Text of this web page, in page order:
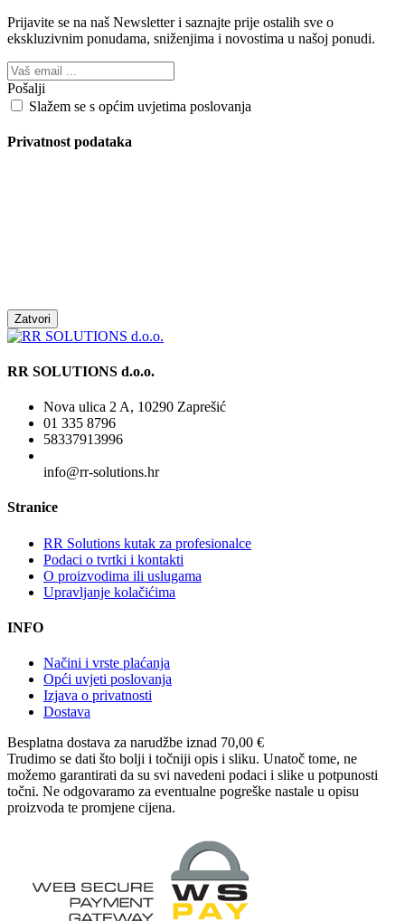
Prijavite se na naš Newsletter i saznajte prije ostalih sve o
ekskluzivnim ponudama, sniženjima i novostima u našoj ponudi.
Pošalji
Slažem se s općim uvjetima poslovanja
Privatnost podataka
Zatvori
RR SOLUTIONS d.o.o.
Nova ulica 2 A, 10290 Zaprešić
01 335 8796
58337913996
info@rr-solutions.hr
Stranice
RR Solutions kutak za profesionalce
Podaci o tvrtki i kontakti
O proizvodima ili uslugama
Upravljanje kolačićima
INFO
Načini i vrste plaćanja
Opći uvjeti poslovanja
Izjava o privatnosti
Dostava
Besplatna dostava za narudžbe iznad 70,00 €
Trudimo se dati što bolji i točniji opis i sliku. Unatoč tome, ne
možemo garantirati da su svi navedeni podaci i slike u potpunosti
točni. Ne odgovaramo za eventualne pogreške nastale u opisu
proizvoda te promjene cijena.